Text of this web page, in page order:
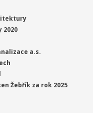
2020
a.s.
Žebřík za rok 2025